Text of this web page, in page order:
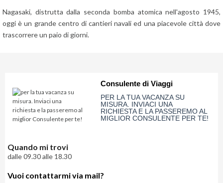
Nagasaki, distrutta dalla seconda bomba atomica nell'agosto 1945,
oggi è un grande centro di cantieri navali ed una piacevole città dove
trascorrere un paio di giorni.
Consulente di Viaggi
PER LA TUA VACANZA SU
MISURA. INVIACI UNA
RICHIESTA E LA PASSEREMO AL
MIGLIOR CONSULENTE PER TE!
Quando mi trovi
dalle 09.30 alle 18.30
Vuoi contattarmi via mail?